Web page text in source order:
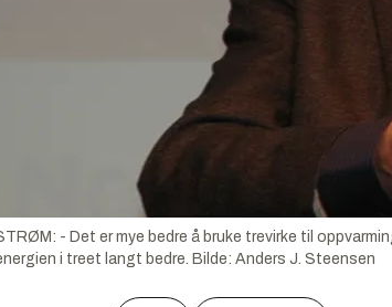
- Det er mye bedre å bruke trevirke til
i treet langt bedre. Bilde: Anders J. Steensen